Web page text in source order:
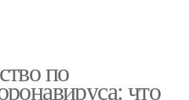
по
что